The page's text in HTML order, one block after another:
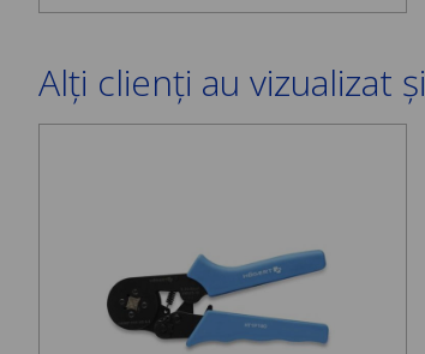
Alți clienți au vizualizat și